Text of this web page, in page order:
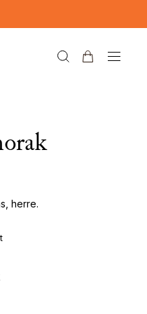
herre.